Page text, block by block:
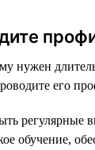
нужен
его
регулярные
обучение,